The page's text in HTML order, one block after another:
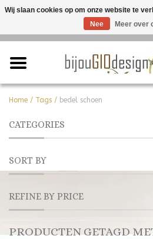
Home / Tags / bedel schoen
CATEGORIES
SORT BY
REFINE BY PRICE
PRODUCTEN GETAGD
Wij slaan cookies op om onze website te
Nee
Meer over